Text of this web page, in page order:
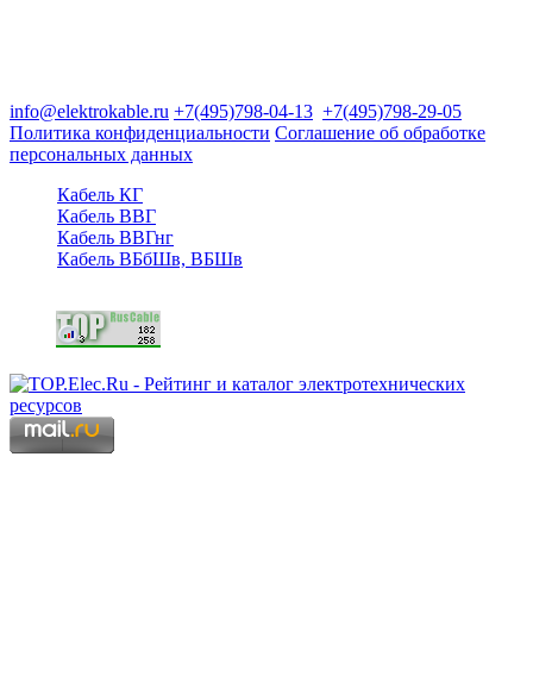
info@elektrokable.ru +7(495)798-04-13 +7(495)798-29-05
Политика конфиденциальности Соглашение об обработке
персональных данных
Кабель КГ
Кабель ВВГ
Кабель ВВГнг
Кабель ВБбШв, ВБШв